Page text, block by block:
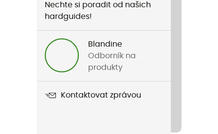
Název produktu
Swisswool Piz Boè Vest
Nechte si poradit od našich
hardguides!
Blandine
Odborník na
produkty
Kontaktovat zprávou